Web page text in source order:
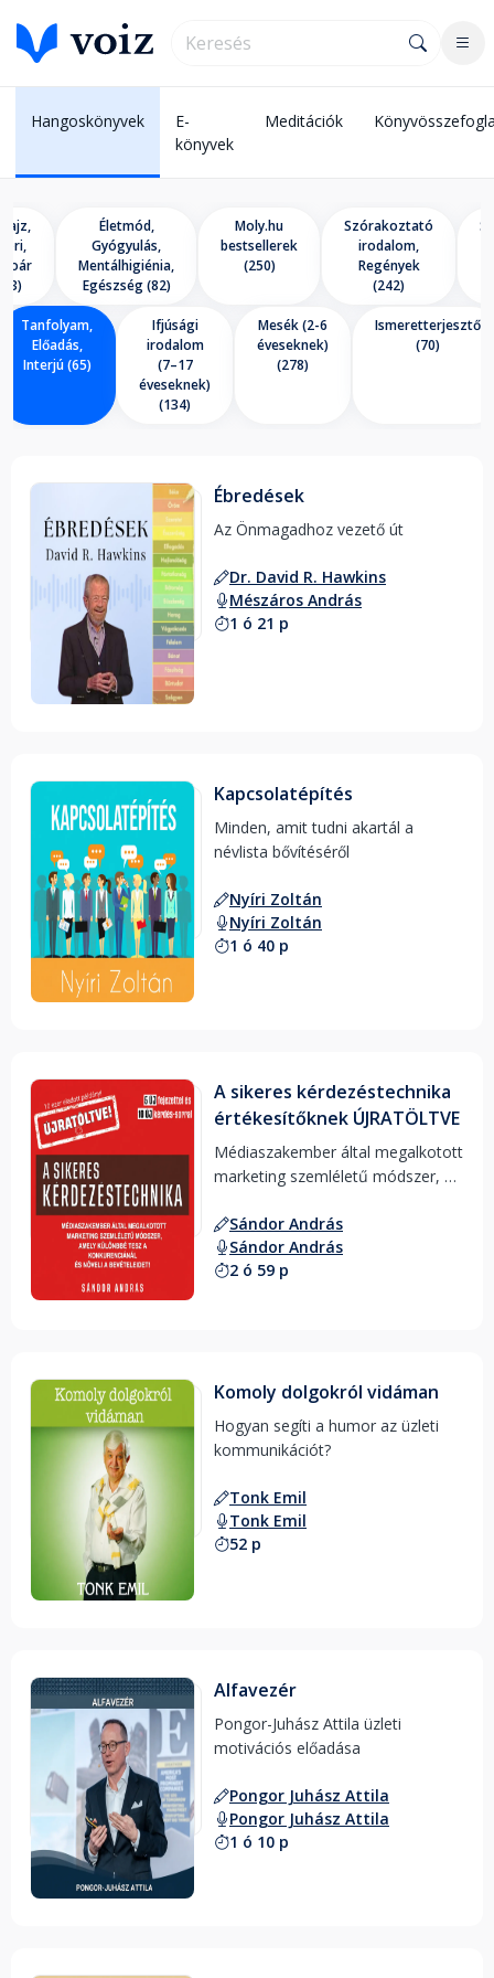
Hangoskönyvek
E-
könyvek
Meditációk
Életmód,
Gyógyulás,
Mentálhigiénia,
Egészség (82)
Moly.hu
bestsellerek
(250)
Szórakoztató
irodalom,
Regények
(242)
Tanfolyam,
Előadás,
Interjú (65)
Ifjúsági
irodalom
(7–17
éveseknek)
(134)
Mesék (2-6
éveseknek)
(278)
Ismeretterjesztő
(70)
Ébredések
Dr. David R. Hawkins
Mészáros András
1 ó 21 p
Kapcsolatépítés
Minden, amit tudni akartál a
Nyíri Zoltán
Nyíri Zoltán
1 ó 40 p
A sikeres kérdezéstechnika
értékesítőknek ÚJRATÖLTVE
Médiaszakember által megalkotott
marketing szemléletű módszer,
konkurenciánál és növeli a
bevételeidet
Sándor András
Sándor András
2 ó 59 p
Komoly dolgokról vidáman
Hogyan segíti a humor az üzleti
Tonk Emil
Tonk Emil
52 p
Alfavezér
Pongor-Juhász Attila üzleti
Pongor Juhász Attila
Pongor Juhász Attila
1 ó 10 p